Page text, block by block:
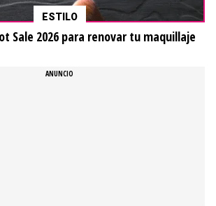
ESTILO
Sale 2026 para renovar tu maquillaje